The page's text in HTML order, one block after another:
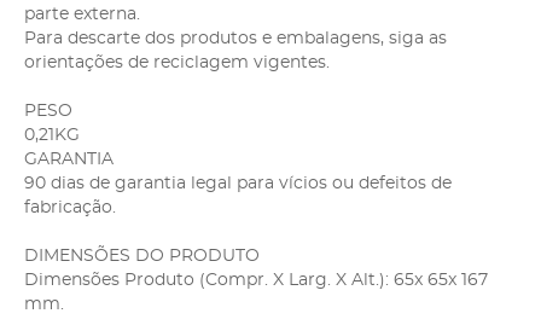
parte externa.
Para descarte dos produtos e embalagens, siga as
orientações de reciclagem vigentes.
PESO
0,21KG
GARANTIA
90 dias de garantia legal para vícios ou defeitos de
fabricação.
DIMENSÕES DO PRODUTO
Dimensões Produto (Compr. X Larg. X Alt.): 65x 65x 167
mm.